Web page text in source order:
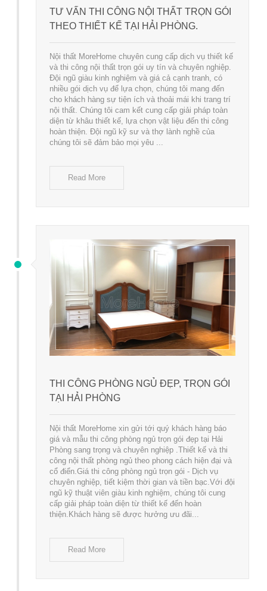
TƯ VẤN THI CÔNG NỘI THẤT TRỌN GÓI
THEO THIẾT KẾ TẠI HẢI PHÒNG.
Nội thất MoreHome chuyên cung cấp dịch vụ thiết kế
và thi công nội thất trọn gói uy tín và chuyên nghiệp.
Đội ngũ giàu kinh nghiệm và giá cả cạnh tranh, có
nhiều gói dịch vụ để lựa chọn, chúng tôi mang đến
cho khách hàng sự tiện ích và thoải mái khi trang trí
nội thất. Chúng tôi cam kết cung cấp giải pháp toàn
diện từ khâu thiết kế, lựa chọn vật liệu đến thi công
hoàn thiện. Đội ngũ kỹ sư và thợ lành nghề của
chúng tôi sẽ đảm bảo mọi yêu ...
Read More
THI CÔNG PHÒNG NGỦ ĐẸP, TRỌN GÓI
TẠI HẢI PHÒNG
Nội thất MoreHome xin gửi tới quý khách hàng báo
giá và mẫu thi công phòng ngủ trọn gói đẹp tại Hải
Phòng sang trọng và chuyên nghiệp .Thiết kế và thi
công nội thất phòng ngủ theo phong cách hiện đại và
cổ điển.Giá thi công phòng ngủ trọn gói - Dịch vụ
chuyên nghiệp, tiết kiệm thời gian và tiền bạc.Với đội
ngũ kỹ thuật viên giàu kinh nghiệm, chúng tôi cung
cấp giải pháp toàn diện từ thiết kế đến hoàn
thiện.Khách hàng sẽ được hưởng ưu đãi...
Read More